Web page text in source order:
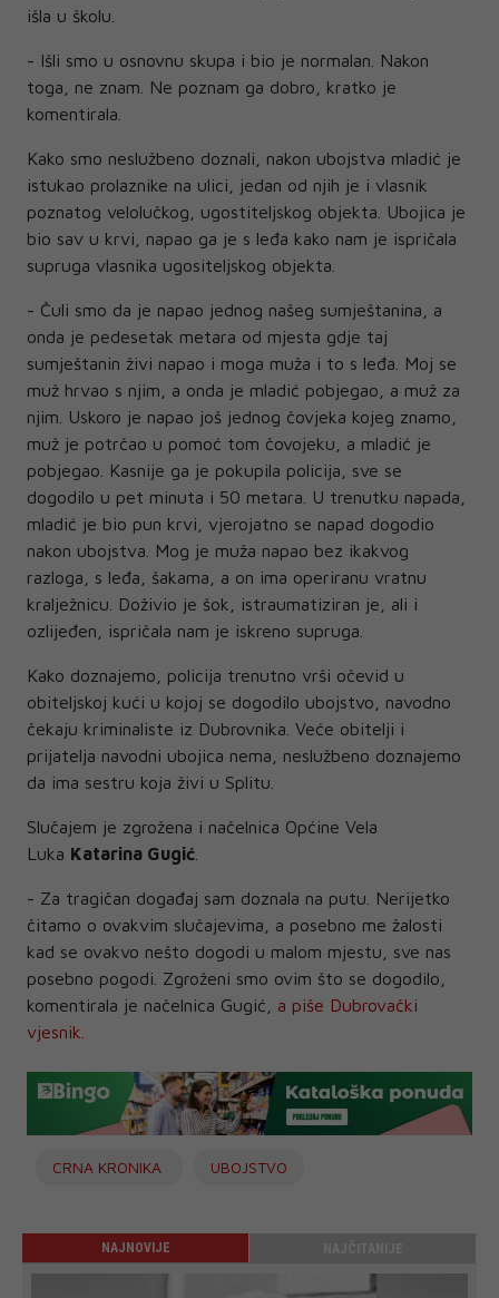
išla u školu.
- Išli smo u osnovnu skupa i bio je normalan. Nakon
toga, ne znam. Ne poznam ga dobro, kratko je
komentirala.
Kako smo neslužbeno doznali, nakon ubojstva mladić je
istukao prolaznike na ulici, jedan od njih je i vlasnik
poznatog velolučkog, ugostiteljskog objekta. Ubojica je
bio sav u krvi, napao ga je s leđa kako nam je ispričala
supruga vlasnika ugositeljskog objekta.
- Čuli smo da je napao jednog našeg sumještanina, a
onda je pedesetak metara od mjesta gdje taj
sumještanin živi napao i moga muža i to s leđa. Moj se
muž hrvao s njim, a onda je mladić pobjegao, a muž za
njim. Uskoro je napao još jednog čovjeka kojeg znamo,
muž je potrčao u pomoć tom čovojeku, a mladić je
pobjegao. Kasnije ga je pokupila policija, sve se
dogodilo u pet minuta i 50 metara. U trenutku napada,
mladić je bio pun krvi, vjerojatno se napad dogodio
nakon ubojstva. Mog je muža napao bez ikakvog
razloga, s leđa, šakama, a on ima operiranu vratnu
kralježnicu. Doživio je šok, istraumatiziran je, ali i
ozlijeđen, ispričala nam je iskreno supruga.
Kako doznajemo, policija trenutno vrši očevid u
obiteljskoj kući u kojoj se dogodilo ubojstvo, navodno
čekaju kriminaliste iz Dubrovnika. Veće obitelji i
prijatelja navodni ubojica nema, neslužbeno doznajemo
da ima sestru koja živi u Splitu.
Slučajem je zgrožena i načelnica Općine Vela
Luka Katarina Gugić
- Za tragičan događaj sam doznala na putu. Nerijetko
čitamo o ovakvim slučajevima, a posebno me žalosti
kad se ovakvo nešto dogodi u malom mjestu, sve nas
posebno pogodi. Zgroženi smo ovim što se dogodilo,
komentirala je načelnica Gugić,
a piše Dubrovački
vjesnik.
CRNA KRONIKA UBOJSTVO
NAJNOVIJE